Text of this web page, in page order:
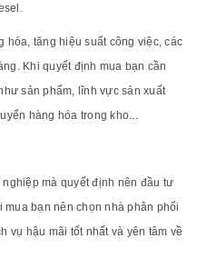
tăng hiệu suất công việc, các
Khi quyết định mua bạn cần
sản phẩm, lĩnh vực sản xuất
hàng hóa trong kho...
mà quyết định nên đầu tư
bạn nên chọn nhà phân phối
vụ hậu mãi tốt nhất và yên tâm về